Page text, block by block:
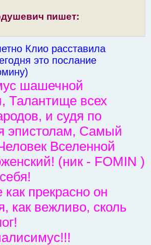
пишет:
Клио расставила
это послание
шашечной
Талантище всех
и судя по
Самый
Вселенной
(ник - FOMIN )
прекрасно он
как вежливо, сколь